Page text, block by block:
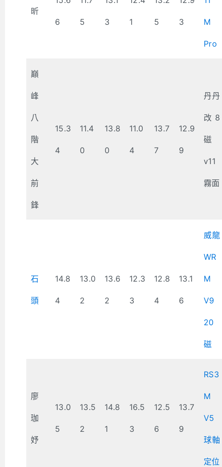
昕
6 5 3 1 5 3 M
Pro
巔
峰
八
階
大
前
鋒
15.3
4
11.4
0
13.8
0
11.0
4
13.7
7
12.9
9
丹丹
改8
磁
v11
霧面
石
頭
14.8
4
13.0
2
13.6
2
12.3
3
12.8
4
13.1
6
威龍
WR
M
V9
20
磁
廖
珈
妤
13.0
5
13.5
2
14.8
1
16.5
3
12.5
6
13.7
9
RS3
M
V5
球軸
定位